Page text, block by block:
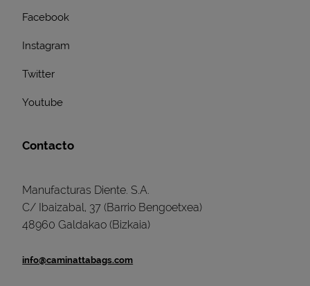
Facebook
Instagram
Twitter
Youtube
Contacto
Manufacturas Diente. S.A.
C/ Ibaizabal, 37 (Barrio Bengoetxea)
48960 Galdakao (Bizkaia)
info@caminattabags.com